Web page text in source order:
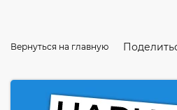
Вернуться на главную